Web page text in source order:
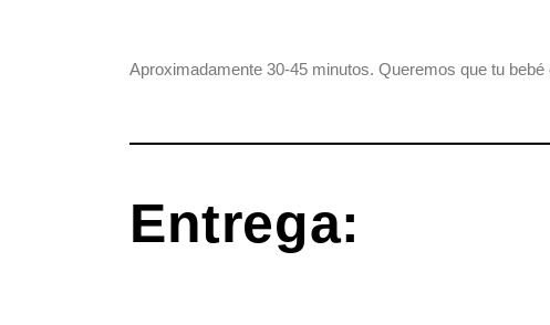
Aproximadamente 30-45 minutos. Queremos que tu
Entrega: